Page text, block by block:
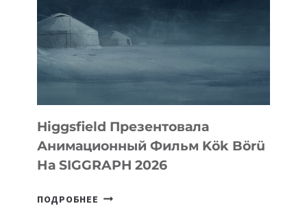
Higgsfield Презентовала
Анимационный Фильм Kök Börü
На SIGGRAPH 2026
ПОДРОБНЕЕ HIGGSFIELD